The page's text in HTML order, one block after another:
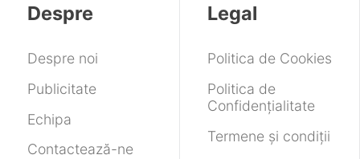
Despre
Despre noi
Publicitate
Echipa
Contactează-ne
Legal
Politica de Cookies
Politica de
Confidențialitate
Termene și condiții